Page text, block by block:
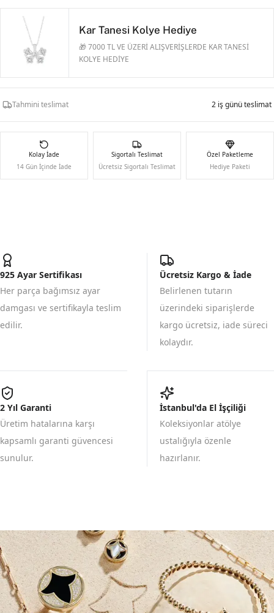
Kar Tanesi Kolye Hediye
🎁 7000 TL VE ÜZERİ ALIŞVERİŞLERDE KAR TANESİ
KOLYE HEDİYE
Tahmini teslimat 2 iş günü teslimat
Kolay İade
14 Gün İçinde İade
Sigortalı Teslimat
Ücretsiz Sigortalı Teslimat
Özel Paketleme
Hediye Paketi
925 Ayar Sertifikası
Her parça bağımsız ayar
damgası ve sertifikayla teslim
edilir.
Ücretsiz Kargo & İade
Belirlenen tutarın
üzerindeki siparişlerde
kargo ücretsiz, iade süreci
kolaydır.
2 Yıl Garanti
Üretim hatalarına karşı
kapsamlı garanti güvencesi
sunulur.
İstanbul'da El İşçiliği
Koleksiyonlar atölye
ustalığıyla özenle
hazırlanır.